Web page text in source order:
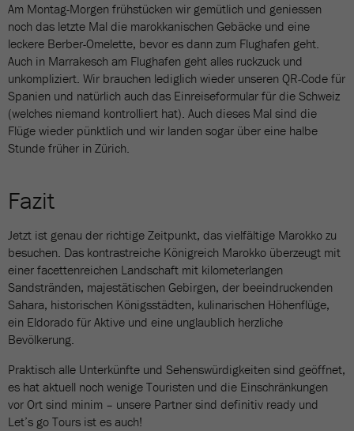
Am Montag-Morgen frühstücken wir gemütlich und geniessen
noch das letzte Mal die marokkanischen Gebäcke und eine
leckere Berber-Omelette, bevor es dann zum Flughafen geht.
Auch in Marrakesch am Flughafen geht alles ruckzuck und
unkompliziert. Wir brauchen lediglich wieder unseren QR-Code für
Spanien und natürlich auch das Einreiseformular für die Schweiz
(welches niemand kontrolliert hat). Auch dieses Mal sind die
Flüge wieder pünktlich und wir landen sogar über eine halbe
Stunde früher in Zürich.
Fazit
Jetzt ist genau der richtige Zeitpunkt, das vielfältige Marokko zu
besuchen. Das kontrastreiche Königreich Marokko überzeugt mit
einer facettenreichen Landschaft mit kilometerlangen
Sandstränden, majestätischen Gebirgen, der beeindruckenden
Sahara, historischen Königsstädten, kulinarischen Höhenflüge,
ein Eldorado für Aktive und eine unglaublich herzliche
Bevölkerung.
Praktisch alle Unterkünfte und Sehenswürdigkeiten sind geöffnet,
es hat aktuell noch wenige Touristen und die Einschränkungen
vor Ort sind minim – unsere Partner sind definitiv ready und
Let’s go Tours ist es auch!